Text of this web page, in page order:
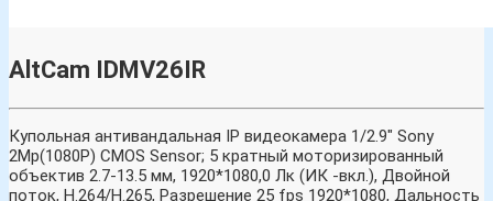
AltCam IDMV26IR
Купольная антивандальная IP видеокамера 1/2.9″ Sony
2Mp(1080P) CMOS Sensor; 5 кратный моторизированный
объектив 2.7-13.5 мм, 1920*1080,0 Лк (ИК -вкл.), Двойной
поток, H.264/H.265, Разрешение 25 fps 1920*1080, Дальность